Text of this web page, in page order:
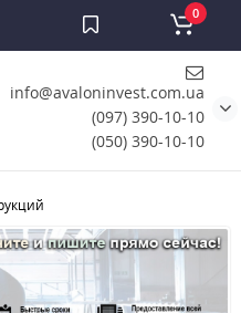
info@avaloninvest.com.ua
(097) 390-10-10
(050) 390-10-10
0